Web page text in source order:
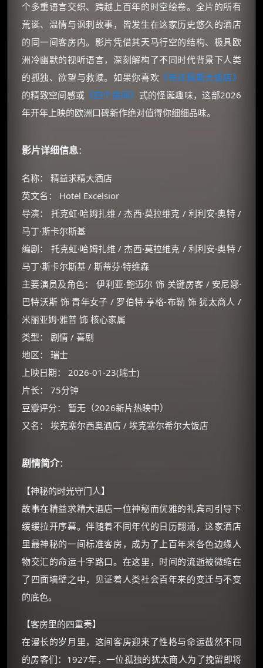
个多重语言交织、跨越上百年的时空绘卷。全片的所有
荒诞、温情与讽刺故事，皆发生在这家历史悠久的酒店
的同一间客房内。影片凭借其天马行空的结构、极具欧
洲冷幽默的视听语言，深刻解构了不同时代背景下人类
的孤独、欲望与救赎。如果你喜欢 《布达佩斯大饭店》
的精致空间感或 《四个房间》 式的怪诞趣味，这部2026
年开年上映的欧洲口碑新作绝对值得你细细品味。
影片详细信息：
名称： 精益求精大酒店
英文名： Hotel Excelsior
导演： 托克虹·哈姆扎维 / 杰西·莫拉维克 / 利利安·奥特 /
马丁·斯卡尔斯基
编剧： 托克虹·哈姆扎维 / 杰西·莫拉维克 / 利利安·奥特 /
马丁·斯卡尔斯基 / 斯蒂芬·特维森
主要演员及角色： 伊利亚·鲍迈尔 饰 关键房客 / 安尼娜·
巴特沃斯 饰 青年女子 / 罗伯特·亨格-布勒 饰 犹太商人 /
米丽亚姆·雅普 饰 核心家属
类型： 剧情 / 喜剧
地区： 瑞士
上映日期： 2026-01-23(瑞士)
片长： 75分钟
豆瓣评分： 暂无（2026新片热映中）
又名： 埃克塞尔西奥酒店 / 埃克塞尔希尔大饭店
剧情简介：
【神秘的时光守门人】
故事在精益求精大酒店一位神秘而优雅的礼宾司引导下
缓缓拉开序幕。伴随着不同年代的日历翻涌，这家酒店
里最神秘的一间标准客房，成为了上百年来各色边缘人
物交汇的命运十字路口。在这里，时间的流逝被微缩在
了四面墙壁之中，见证着人类社会百年来的变迁与不变
的底色。
【客房里的四重奏】
在漫长的岁月里，这间客房迎来了性格与命运截然不同
的房客们：1927年，一位孤独的犹太商人为了挽留即将
×
朋友们辛苦了 💦
你需要的各种会员，都可低价购买！